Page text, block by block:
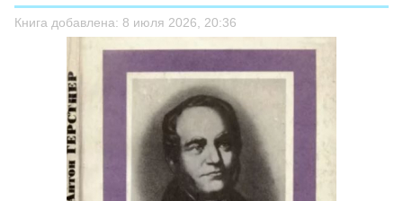
Книга добавлена: 8 июля 2026, 20:36